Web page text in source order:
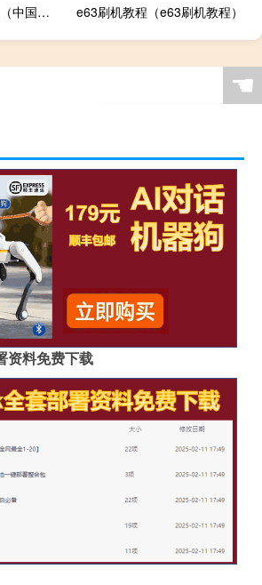
中国历史文化手抄报（中国历史文化常识）
e63刷机教程（e63刷机教程）
☚
资料免费下载